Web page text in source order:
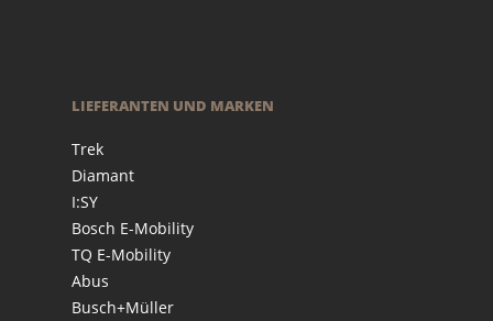
LIEFERANTEN UND MARKEN
Trek
Diamant
I:SY
Bosch E-Mobility
TQ E-Mobility
Abus
Busch+Müller